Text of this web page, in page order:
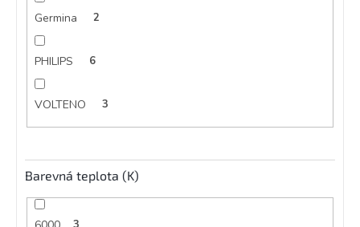
Germina 2
PHILIPS 6
VOLTENO 3
Barevná teplota (K)